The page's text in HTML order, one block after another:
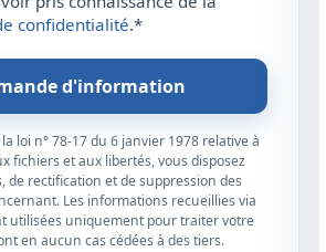
confidentialité.*
d'information
loi n° 78-17 du 6 janvier 1978 relative à
fichiers et aux libertés, vous disposez
de rectification et de suppression des
Les informations recueillies via
utilisées uniquement pour traiter votre
en aucun cas cédées à des tiers.